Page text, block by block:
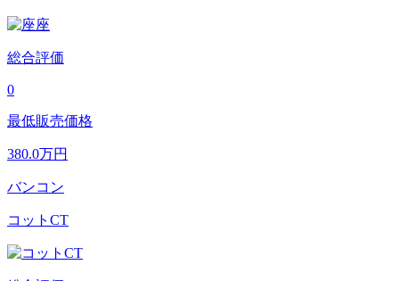
総合評価
0
最低販売価格
380.0万円
バンコン
コットCT